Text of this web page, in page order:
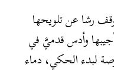
رشا عن تلويحها
وأدس قدميَّ في
لبدء الحكي، دماء